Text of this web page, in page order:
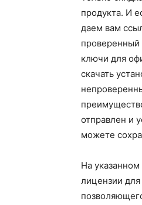
продукта. И
даем вам
проверенный
ключи для
скачать
отправлен и
можете
На
лицензии